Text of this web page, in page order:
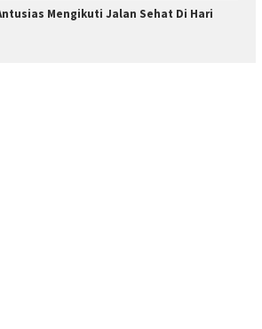
Mengikuti Jalan Sehat Di Hari